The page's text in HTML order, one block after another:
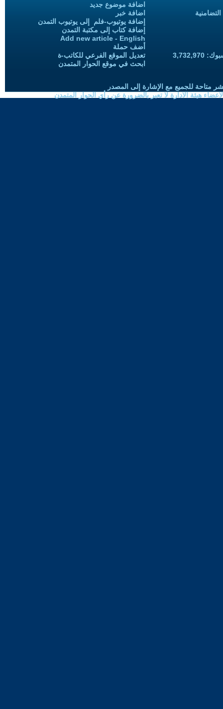
اضافة موضوع جديد
اضافة خبر
إضافة يوتيوب-فلم إلى يوتيوب التمدن
إضافة كتاب إلى مكتبة التمدن
Add new article - English
أضف حملة
تعديل الموقع الفرعي للكاتب-ة
ابحث في موقع الحوار المتمدن
متاحة للجميع مع الإشارة إلى المصدر
هيئة الادارة لا تعبر بالضرورة عن رأي الحوار المتمدن